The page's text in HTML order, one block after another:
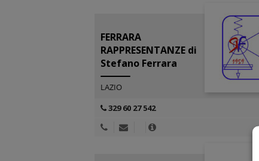
FERRARA
RAPPRESENTANZE di
Stefano Ferrara
LAZIO
329 60 27 542